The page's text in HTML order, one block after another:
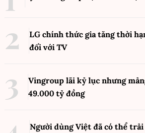
LG chính thức gia tăng thời
đối với TV
Vingroup lãi kỷ lục nhưng
49.000 tỷ đồng
Người dùng Việt đã có thể trải